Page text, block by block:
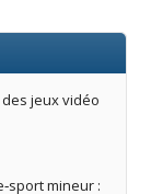
jeux vidéo
mineur :